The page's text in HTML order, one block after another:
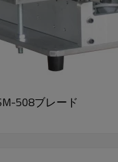
508ブレード